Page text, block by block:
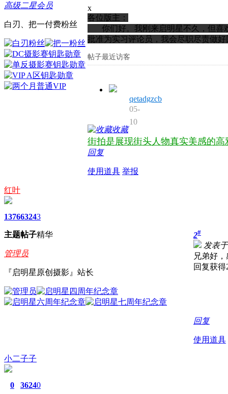
高级二星会员
白刃、把一付费粉丝
x
各位版主：
你们好。我刚来启明星不久，但喜
批准为实习评论员，我会尽职尽责做
帖子最近访客
qetadgzcb
05-
10
收藏
街拍是展现街头人物真实美感的
回复
使用道具 举报
红叶
1376
主题
6324
帖子
3
精华
管理员
『启明星原创摄影』站长
2#
发表
兄弟好
回复获
回复
使用道具
小二子子
0 36240